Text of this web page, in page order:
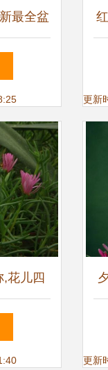
最全盆
一淘网
更新
花儿四
细状的
更新